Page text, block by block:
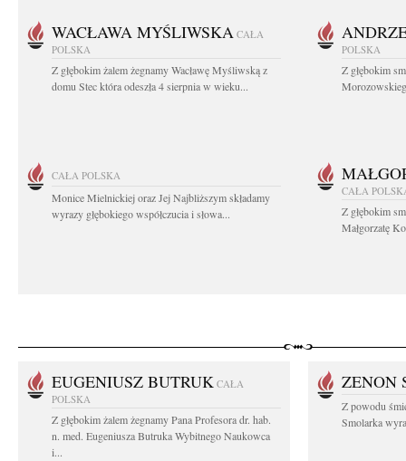
WACŁAWA MYŚLIWSKA CAŁA
POLSKA
Z głębokim żalem żegnamy Wacławę Myśliwską z
domu Stec która odeszła 4 sierpnia w wieku...
POLSKA
Z głębokim
CAŁA POLSKA
Monice Mielnickiej oraz Jej Najbliższym składamy
wyrazy głębokiego współczucia i słowa...
CAŁA
Z głębokim
Małgorzatę
EUGENIUSZ BUTRUK CAŁA
POLSKA
Z głębokim żalem żegnamy Pana Profesora dr. hab.
n. med. Eugeniusza Butruka Wybitnego Naukowca
i...
ZENON
Z powodu
Smolarka